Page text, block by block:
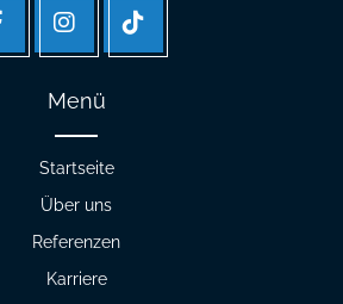
facebookInstagram
Tik
Menü
Startseite
Über uns
Referenzen
Karriere